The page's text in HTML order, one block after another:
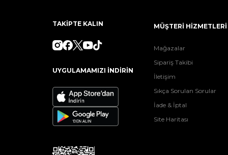
TAKİPTE KALIN
UYGULAMAMIZI İNDİRİN
MÜŞTERİ HİZMETLERİ
Mağazalar
Sipariş Takibi
İletişim
Sıkça Sorulan Sorular
İade & İptal
Site Haritası